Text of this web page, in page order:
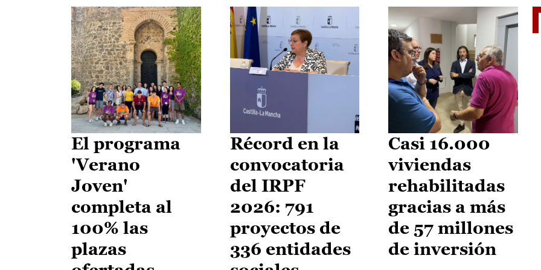
El programa
'Verano
Joven'
completa al
100% las
plazas
Récord en la
convocatoria
del IRPF
2026: 791
proyectos de
336 entidades
Casi 16.000
viviendas
rehabilitadas
gracias a más
de 57 millones
de inversión